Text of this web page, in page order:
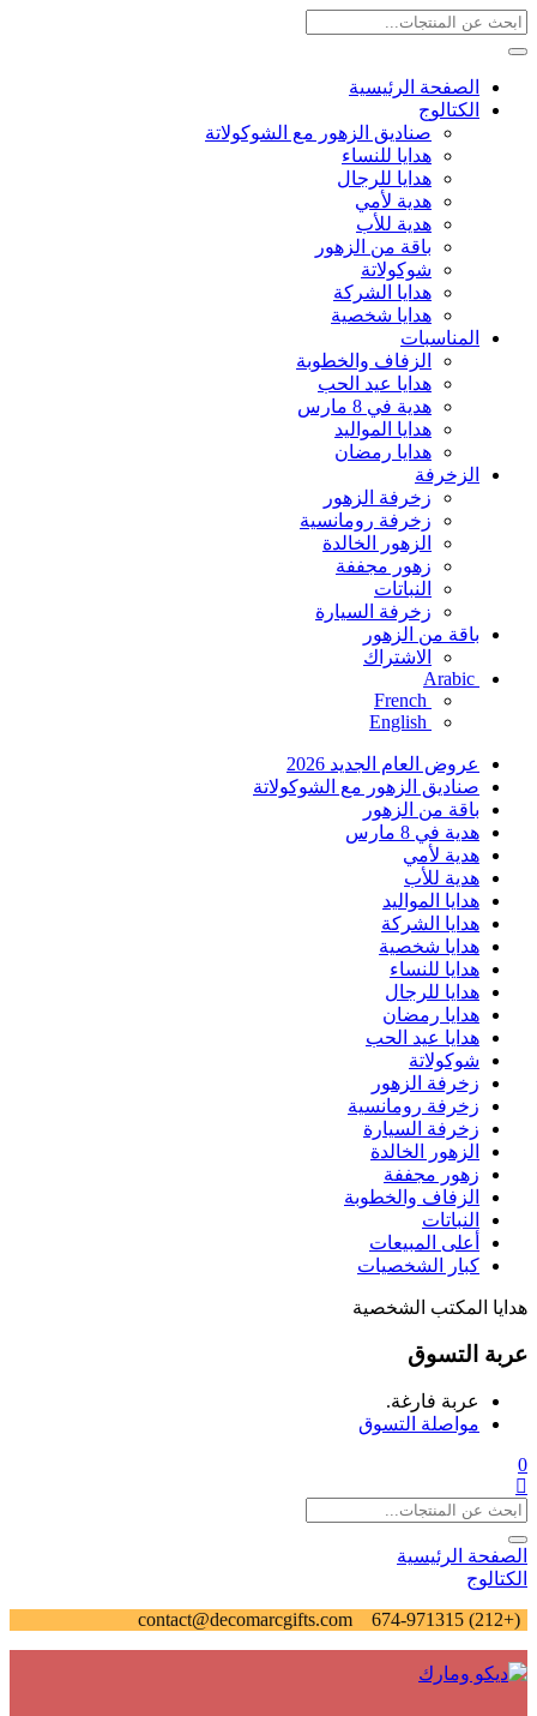
الصفحة الرئيسية
الكتالوج
صناديق الزهور مع الشوكولاتة
هدايا للنساء
هدايا للرجال
هدية لأمي
هدية للأب
باقة من الزهور
شوكولاتة
هدايا الشركة
هدايا شخصية
المناسبات
الزفاف والخطوبة
هدايا عيد الحب
هدية في 8 مارس
هدايا المواليد
هدايا رمضان
الزخرفة
زخرفة الزهور
زخرفة رومانسية
الزهور الخالدة
زهور مجففة
النباتات
زخرفة السيارة
باقة من الزهور
الاشتراك
Arabic
French
English
عروض العام الجديد 2026
صناديق الزهور مع الشوكولاتة
باقة من الزهور
هدية في 8 مارس
هدية لأمي
هدية للأب
هدايا المواليد
هدايا الشركة
هدايا شخصية
هدايا للنساء
هدايا للرجال
هدايا رمضان
هدايا عيد الحب
شوكولاتة
زخرفة الزهور
زخرفة رومانسية
زخرفة السيارة
الزهور الخالدة
زهور مجففة
الزفاف والخطوبة
النباتات
أعلى المبيعات
كبار الشخصيات
هدايا المكتب الشخصية
عربة التسوق
عربة فارغة.
مواصلة التسوق
0
الصفحة الرئيسية
الكتالوج
(+212) 674-971315
contact@decomarcgifts.com